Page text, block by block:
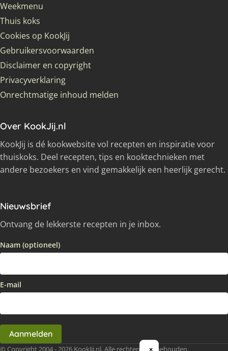
Weekmenu
Thuis koks
Cookies op KookJij
Gebruikersvoorwaarden
Disclaimer en copyright
Privacyverklaring
Onrechtmatige inhoud melden
Over KookJij.nl
KookJij is dé kookwebsite vol recepten en inspiratie voor
thuiskoks. Deel recepten, tips en kooktechnieken met
andere bezoekers en vind gemakkelijk een heerlijk gerecht.
Nieuwsbrief
Ontvang de lekkerste recepten in je inbox.
Naam (optioneel)
E-mail
Aanmelden
© Copyright 2004 - 2026 KookJij.nl, Alle rechten voorbehouden